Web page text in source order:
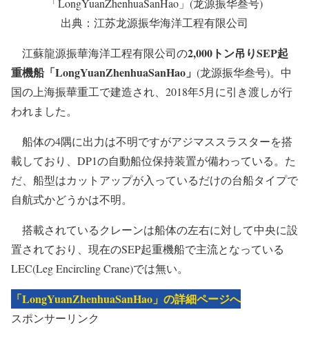
「LongYuanZhenhuaSanHao」(龙源振华叁号)
出典：江苏龙源振华海洋工程有限公司
江蘇龍源振華海洋工程有限公司の2,000トン吊りSEP起
重機船「LongYuanZhenhuaSanHao」 (龙源振华叁号)。中
国の上海振華重工で建造され、2018年5月に引き渡しが行
われました。
船体の4隅に出力は不明ですがアジマススラスターを搭
載しており、DP1の自動船位保持装置が備わっている。た
だ、船型はカットアップが入っているだけの台船タイプで
自航式かどうかは不明。
搭載されているクレーンは船体の左右に対して中央に設
置されており、現在のSEP起重機船で主流となっている
LEC(Leg Encircling Crane)では無い。
「LongYuanZhenhuaSanHao」の詳細ページへ
スポンサーリンク